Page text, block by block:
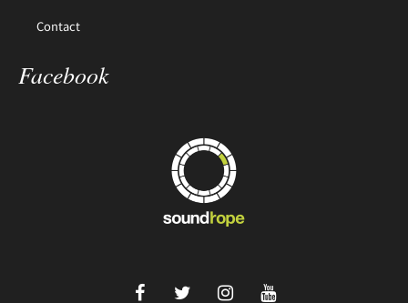
Contact
Facebook